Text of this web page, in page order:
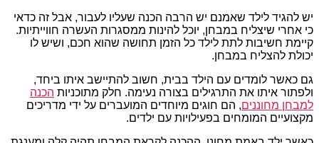
יש להגיד לילד שאמנם יש הרבה הכנה שעליו לעבור, אבל זה כדאי
כי אחרי שיצליח במבחן, יוכל להינות ממסגרות העשרה חווייתיות.
קיימת חשיבות לתת לילד כל הזמן תחושה שהוא חכם, ושיש לו
יכולת להצליח במבחן.
גם כאשר לומדים עם הילד בבית, חשוב להתיישב איתו ביחד,
ולפתור איתו את התרגילים בצורה נעימה. חלק מתוכניות הכנה
למבחן מחוננים, הם חוגים מיוחדים המועברים על ידי מדריכים
מקצועיים המומחים בפעילויות עם ילדים.